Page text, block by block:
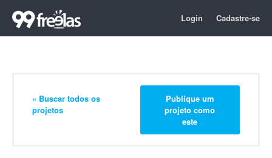
Login Cadastre-se
« Buscar todos os
projetos
Publique um
projeto como
este